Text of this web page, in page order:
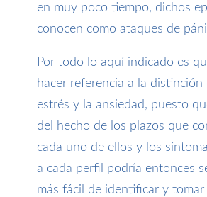
en muy poco tiempo, dichos
conocen como ataques de
Por todo lo aquí indicado es
hacer referencia a la distinción
estrés y la ansiedad, puesto
del hecho de los plazos que
cada uno de ellos y los
a cada perfil podría entonces
más fácil de identificar y tomar